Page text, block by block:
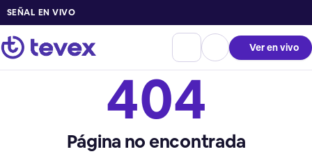
SEÑAL EN VIVO
Ver en vivo
404
Página no encontrada